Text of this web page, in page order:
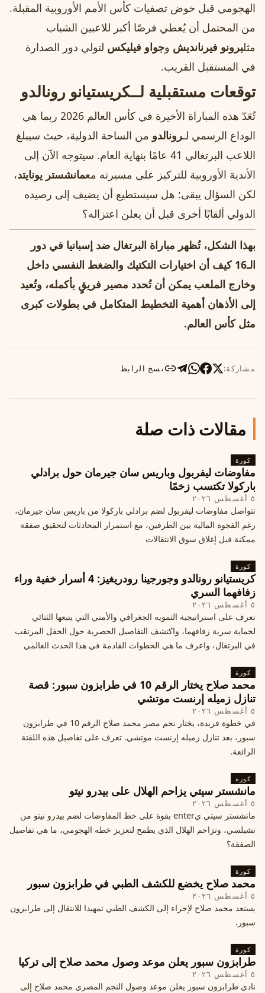
الهجومي قبل خوض تصفيات كأس الأمم الأوروبية المقبلة.
من المحتمل أن يُعطي فرصًا أكبر للاعبين الشباب
مثلبرونو فيرنانديش وجواو فيليكس لتولي دور الصدارة
في المستقبل القريب.
توقعات مستقبلية لــكريستيانو رونالدو
تُعَدّ هذه المباراة الأخيرة في كأس العالم 2026 ربما هي
الوداع الرسمي لـرونالدو من الساحة الدولية، حيث سيبلغ
اللاعب البرتغالي 41 عامًا بنهاية العام. سيتوجه الآن إلى
الأندية الأوروبية للتركيز على مسيرته معمانشستر يونايتد،
لكن السؤال يبقى: هل سيستطيع أن يضيف إلى رصيده
الدولي ألقابًا أخرى قبل أن يعلن اعتزاله؟
بهذا الشكل، تُظهر مباراة البرتغال ضد إسبانيا في دور
الـ16 كيف أن اختيارات التكتيك والضغط النفسي داخل
وخارج الملعب يمكن أن تُحدد مصير فريقٍ بأكمله، وتُعيد
إلى الأذهان أهمية التخطيط المتكامل في بطولات كبرى
مثل كأس العالم.
مشاركة: نسخ الرابط
مقالات ذات صلة
كورة
مفاوضات ليفربول وباريس سان جيرمان حول برادلي
باركولا تكتسب زخمًا
٥ أغسطس ٢٠٢٦
تتواصل مفاوضات ليفربول لضم برادلي باركولا من باريس سان جيرمان،
رغم الفجوة المالية بين الطرفين، مع استمرار المحادثات لتحقيق صفقة
ممكنة قبل إغلاق سوق الانتقالات
كورة
كريستيانو رونالدو وجورجينا رودريغيز: 4 أسرار خفية وراء
زفافهما السري
٥ أغسطس ٢٠٢٦
تعرف على استراتيجية التمويه الجغرافي والأمني التي يتبعها الثنائي
لحماية سرية زفافهما، واكتشف التفاصيل الحصرية حول الحفل المرتقب
في البرتغال، واعرف ما هي الخطوات القادمة في هذا الحدث العالمي
كورة
محمد صلاح يختار الرقم 10 في طرابزون سبور: قصة
تنازل زميله إرنست موتشي
٥ أغسطس ٢٠٢٦
في خطوة فريدة، يختار نجم مصر محمد صلاح الرقم 10 في طرابزون
سبور، بعد تنازل زميله إرنست موتشي. تعرف على تفاصيل هذه اللفتة
الرائعة.
كورة
مانشستر سيتي يزاحم الهلال على بيدرو نيتو
٥ أغسطس ٢٠٢٦
مانشستر سيتي يenter بقوة على خط المفاوضات لضم بيدرو نيتو من
تشيلسي، وتزاحم الهلال الذي يطمح لتعزيز خطه الهجومي، ما هي تفاصيل
الصفقة؟
كورة
محمد صلاح يخضع للكشف الطبي في طرابزون سبور
٥ أغسطس ٢٠٢٦
يستعد محمد صلاح لإجراء إلى الكشف الطبي تمهيدا للانتقال إلى طرابزون
سبور.
كورة
طرابزون سبور يعلن موعد وصول محمد صلاح إلى تركيا
٥ أغسطس ٢٠٢٦
نادي طرابزون سبور يعلن موعد وصول النجم المصري محمد صلاح إلى